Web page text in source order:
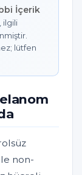
İçerik
ilgili
lütfen
non-